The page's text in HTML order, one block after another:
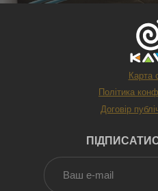
Карта
Політика
Договір